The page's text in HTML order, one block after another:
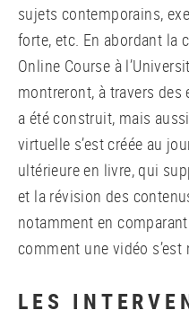
sujets contemporains,
forte, etc. En abordant la
Online Course à
montreront, à travers
a été construit, mais
virtuelle s’est créée au
ultérieure en livre, qui
et la révision des
notamment en
comment une vidéo s’est
LES